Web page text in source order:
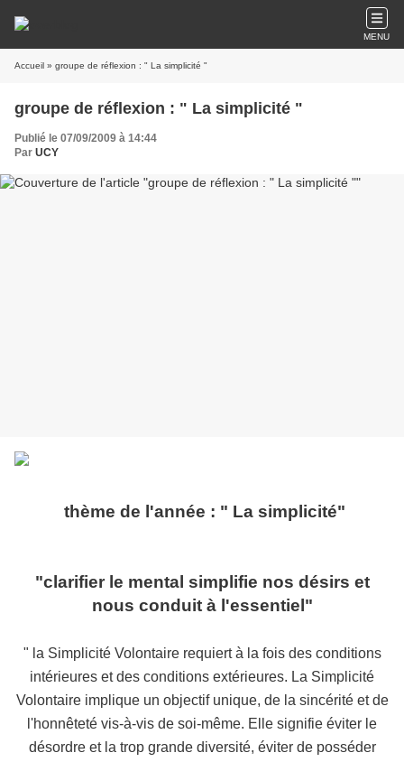
MENU
Accueil » groupe de réflexion : " La simplicité "
groupe de réflexion : " La simplicité "
Publié le 07/09/2009 à 14:44
Par UCY
thème de l'année : " La simplicité"
"clarifier le mental simplifie nos désirs et
nous conduit à l'essentiel"
" la Simplicité Volontaire requiert à la fois des conditions
intérieures et des conditions extérieures. La Simplicité
Volontaire implique un objectif unique, de la sincérité et de
l'honnêteté vis-à-vis de soi-même. Elle signifie éviter le
désordre et la trop grande diversité, éviter de posséder